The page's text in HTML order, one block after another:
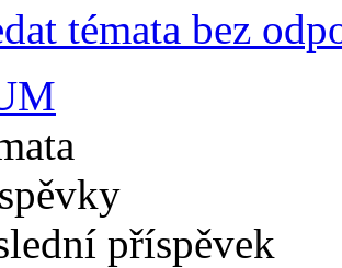
témata bez
příspěvek